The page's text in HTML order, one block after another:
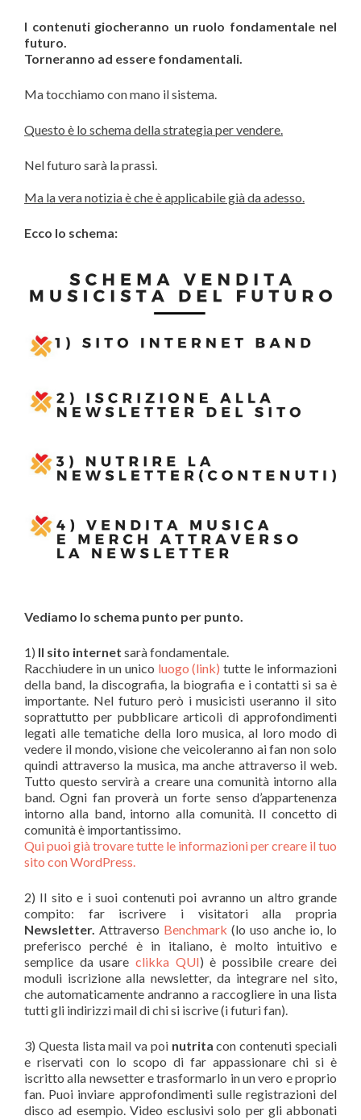
I contenuti giocheranno un ruolo fondamentale nel
futuro.
Torneranno ad essere fondamentali.
Ma tocchiamo con mano il sistema.
Questo è lo schema della strategia per vendere.
Nel futuro sarà la prassi.
Ma la vera notizia è che è applicabile già da adesso.
Ecco lo schema:
Vediamo lo schema punto per punto.
1) Il sito internet sarà fondamentale.
Racchiudere in un unico luogo (link) tutte le informazioni
della band, la discografia, la biografia e i contatti si sa è
importante. Nel futuro però i musicisti useranno il sito
soprattutto per pubblicare articoli di approfondimenti
legati alle tematiche della loro musica, al loro modo di
vedere il mondo, visione che veicoleranno ai fan non solo
quindi attraverso la musica, ma anche attraverso il web.
Tutto questo servirà a creare una comunità intorno alla
band. Ogni fan proverà un forte senso d’appartenenza
intorno alla band, intorno alla comunità. Il concetto di
comunità è importantissimo.
Qui puoi già trovare tutte le informazioni per creare il tuo
sito con WordPress.
2) Il sito e i suoi contenuti poi avranno un altro grande
compito: far iscrivere i visitatori alla propria
Newsletter. Attraverso Benchmark (lo uso anche io, lo
preferisco perché è in italiano, è molto intuitivo e
semplice da usare clikka QUI) è possibile creare dei
moduli iscrizione alla newsletter, da integrare nel sito,
che automaticamente andranno a raccogliere in una lista
tutti gli indirizzi mail di chi si iscrive (i futuri fan).
3) Questa lista mail va poi nutritacon contenuti speciali
e riservati con lo scopo di far appassionare chi si è
iscritto alla newsetter e trasformarlo in un vero e proprio
fan. Puoi inviare approfondimenti sulle registrazioni del
disco ad esempio. Video esclusivi solo per gli abbonati